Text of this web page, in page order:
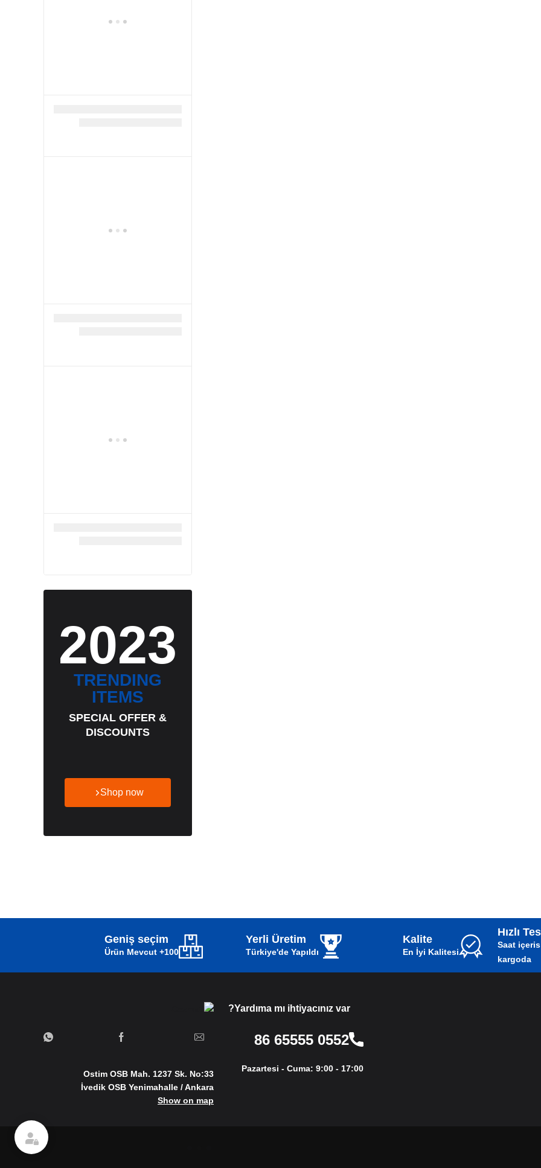
2023
TRENDING
ITEMS
SPECIAL OFFER &
DISCOUNTS
Shop now
Hızlı
48 Saat
kargoda
Kalite
En İyi Kalitesi
Yerli Üretim
Türkiye'de Yapıldı
Geniş seçim
100+ Ürün Mevcut
Ostim OSB Mah. 1237 Sk. No:33
İvedik OSB Yenimahalle / Ankara
Show on map
Yardıma mı ihtiyacınız var?
0552 65555 86
Pazartesi - Cuma: 9:00 - 17:00